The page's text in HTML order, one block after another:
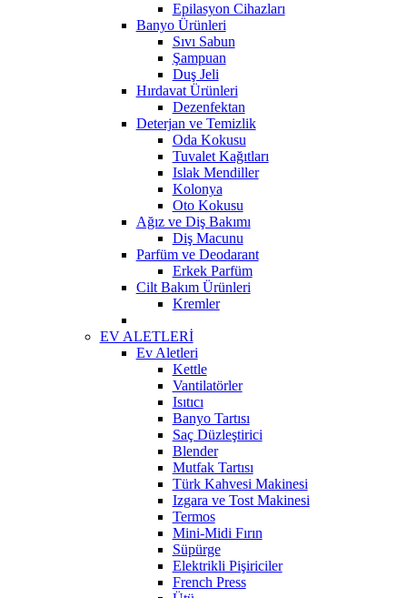
Epilasyon Cihazları
Banyo Ürünleri
Sıvı Sabun
Şampuan
Duş Jeli
Hırdavat Ürünleri
Dezenfektan
Deterjan ve Temizlik
Oda Kokusu
Tuvalet Kağıtları
Islak Mendiller
Kolonya
Oto Kokusu
Ağız ve Diş Bakımı
Diş Macunu
Parfüm ve Deodarant
Erkek Parfüm
Cilt Bakım Ürünleri
Kremler
EV ALETLERİ
Ev Aletleri
Kettle
Vantilatörler
Isıtıcı
Banyo Tartısı
Saç Düzleştirici
Blender
Mutfak Tartısı
Türk Kahvesi Makinesi
Izgara ve Tost Makinesi
Termos
Mini-Midi Fırın
Süpürge
Elektrikli Pişiriciler
French Press